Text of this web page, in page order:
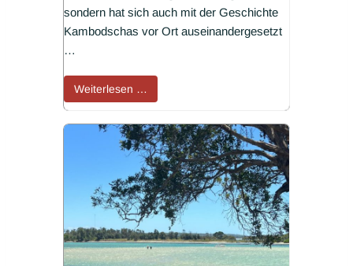
sondern hat sich auch mit der Geschichte
Kambodschas vor Ort auseinandergesetzt
…
Weiterlesen …